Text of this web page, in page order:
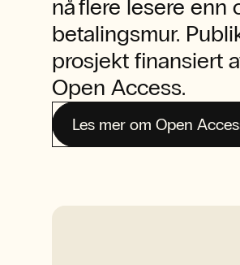
nå flere lesere
betalingsmur.
prosjekt finansiert
Open Access.
Les mer om Open